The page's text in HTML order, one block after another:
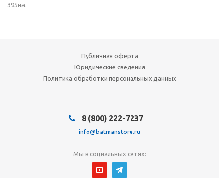
395нм.
Публичная оферта
Юридические сведения
Политика обработки персональных данных
8 (800) 222-7237
info@batmanstore.ru
Мы в социальных сетях: